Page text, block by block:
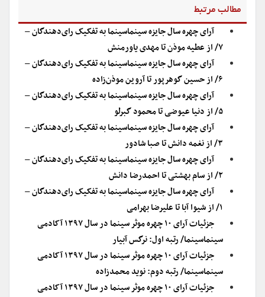
مطالب مرتبط
آرای چهره سال جایزه سینماسینما به تفکیک رای‌دهندگان –
۷/ از عطیه موذن تا مهدی یاورمنش
آرای چهره سال جایزه سینماسینما به تفکیک رای‌دهندگان –
۶/ از حسین گوهرپور تا آروین موذن‌زاده
آرای چهره سال جایزه سینماسینما به تفکیک رای‌دهندگان –
۵/ از دنیا عیوضی تا محمود گبرلو
آرای چهره سال جایزه سینماسینما به تفکیک رای‌دهندگان –
۳/ از نغمه دانش تا صبا شادور
آرای چهره سال جایزه سینماسینما به تفکیک رای‌دهندگان –
۲/ از سام بهشتی تا احمدرضا دانش
آرای چهره سال جایزه سینماسینما به تفکیک رای‌دهندگان –
۱/ از شیوا آبا تا علیرضا بهرامی
جزئیات آرای ۱۰ چهره موثر سینما در سال ۱۳۹۷ آکادمی
سینماسینما/ رتبه اول: نرگس آبیار
جزئیات آرای ۱۰ چهره موثر سینما در سال ۱۳۹۷ آکادمی
سینماسینما/ رتبه دوم: نوید محمدزاده
جزئیات آرای ۱۰ چهره موثر سینما در سال ۱۳۹۷ آکادمی